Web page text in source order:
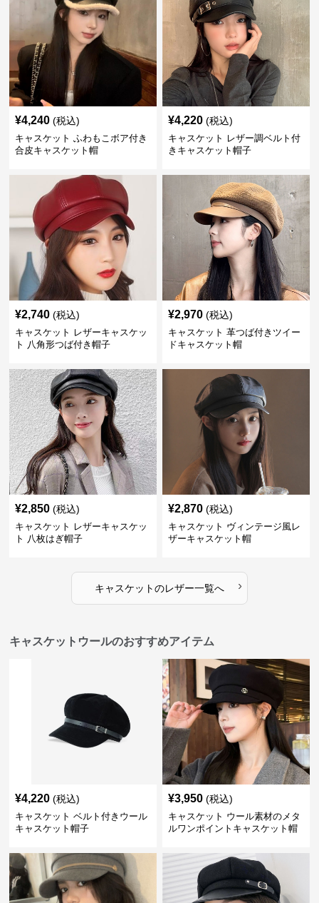
¥4,240 (税込)
キャスケット ふわもこボア付き
合皮キャスケット帽
¥4,220 (税込)
キャスケット レザー調ベルト付
きキャスケット帽子
¥2,740 (税込)
キャスケット レザーキャスケッ
ト 八角形つば付き帽子
¥2,970 (税込)
キャスケット 革つば付きツイー
ドキャスケット帽
¥2,850 (税込)
キャスケット レザーキャスケッ
ト 八枚はぎ帽子
¥2,870 (税込)
キャスケット ヴィンテージ風レ
ザーキャスケット帽
キャスケットのレザー一覧へ ›
キャスケットウールのおすすめアイテム
¥4,220 (税込)
キャスケット ベルト付きウール
キャスケット帽子
¥3,950 (税込)
キャスケット ウール素材のメタ
ルワンポイントキャスケット帽